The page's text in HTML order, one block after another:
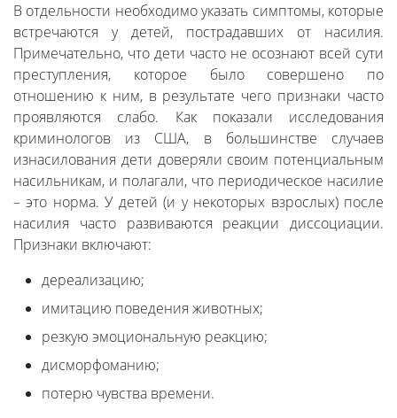
В отдельности необходимо указать симптомы, которые
встречаются у детей, пострадавших от насилия.
Примечательно, что дети часто не осознают всей сути
преступления, которое было совершено по
отношению к ним, в результате чего признаки часто
проявляются слабо. Как показали исследования
криминологов из США, в большинстве случаев
изнасилования дети доверяли своим потенциальным
насильникам, и полагали, что периодическое насилие
– это норма. У детей (и у некоторых взрослых) после
насилия часто развиваются реакции диссоциации.
Признаки включают:
дереализацию;
имитацию поведения животных;
резкую эмоциональную реакцию;
дисморфоманию;
потерю чувства времени.